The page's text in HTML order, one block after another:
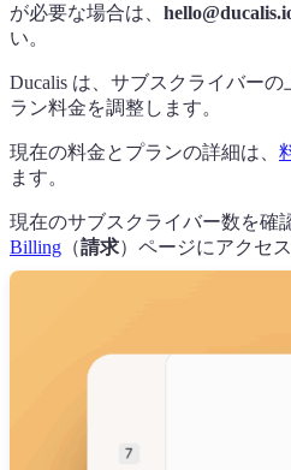
が必要な場合は、
い。
Ducalis は、サブスクライバー
ラン料金を調整します。
現在の料金とプランの詳細は、
ます。
現在のサブスクライバー数を確
Billing （請求）ページにアクセ